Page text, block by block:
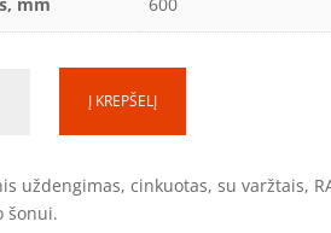
Į KREPŠELĮ
uždengimas, cinkuotas, su varžtais,
šonui.